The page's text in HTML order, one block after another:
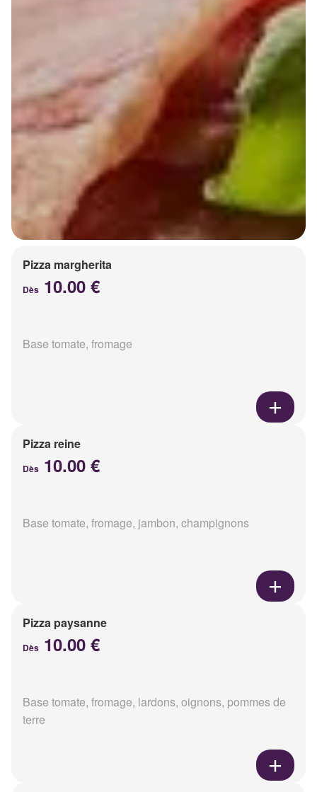
Pizza margherita
Dès 10.00 €
Base tomate, fromage
Pizza reine
Dès 10.00 €
Base tomate, fromage, jambon, champignons
Pizza paysanne
Dès 10.00 €
Base tomate, fromage, lardons, oignons, pommes de
terre